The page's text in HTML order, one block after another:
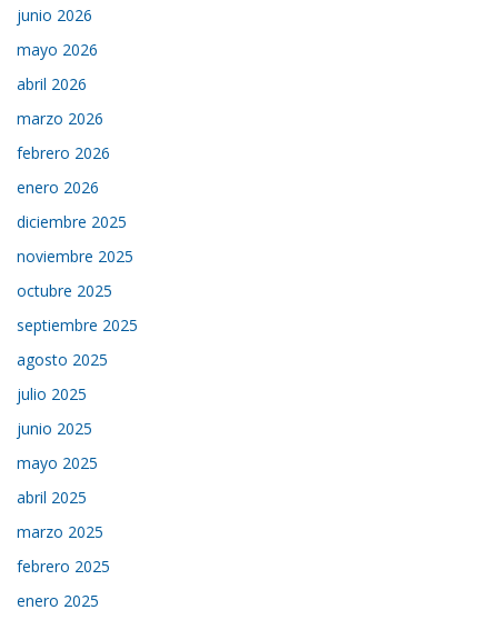
junio 2026
mayo 2026
abril 2026
marzo 2026
febrero 2026
enero 2026
diciembre 2025
noviembre 2025
octubre 2025
septiembre 2025
agosto 2025
julio 2025
junio 2025
mayo 2025
abril 2025
marzo 2025
febrero 2025
enero 2025